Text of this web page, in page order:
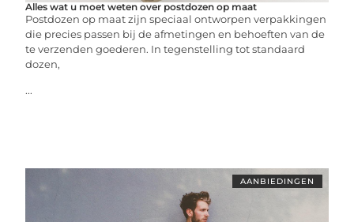
Alles wat u moet weten over postdozen op maat
Postdozen op maat zijn speciaal ontworpen verpakkingen
die precies passen bij de afmetingen en behoeften van de
te verzenden goederen. In tegenstelling tot standaard
dozen,
...
AANBIEDINGEN